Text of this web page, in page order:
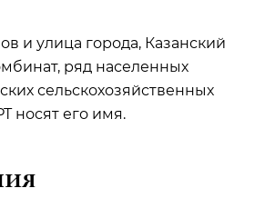
и улица города, Казанский
ряд населенных
сельскохозяйственных
носят его имя.